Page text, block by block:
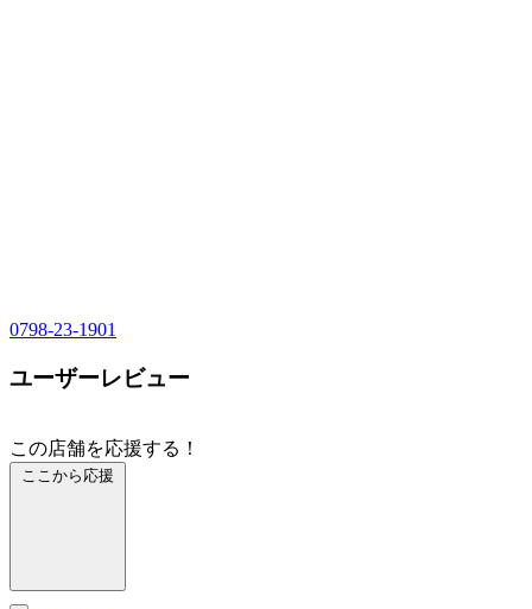
0798-23-1901
ユーザーレビュー
この店舗を応援する！
ここから応援